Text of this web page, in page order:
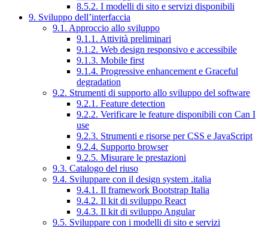
8.5.2. I modelli di sito e servizi disponibili
9. Sviluppo dell’interfaccia
9.1. Approccio allo sviluppo
9.1.1. Attività preliminari
9.1.2. Web design responsivo e accessibile
9.1.3. Mobile first
9.1.4. Progressive enhancement e Graceful
degradation
9.2. Strumenti di supporto allo sviluppo del software
9.2.1. Feature detection
9.2.2. Verificare le feature disponibili con Can I
use
9.2.3. Strumenti e risorse per CSS e JavaScript
9.2.4. Supporto browser
9.2.5. Misurare le prestazioni
9.3. Catalogo del riuso
9.4. Sviluppare con il design system .italia
9.4.1. Il framework Bootstrap Italia
9.4.2. Il kit di sviluppo React
9.4.3. Il kit di sviluppo Angular
9.5. Sviluppare con i modelli di sito e servizi